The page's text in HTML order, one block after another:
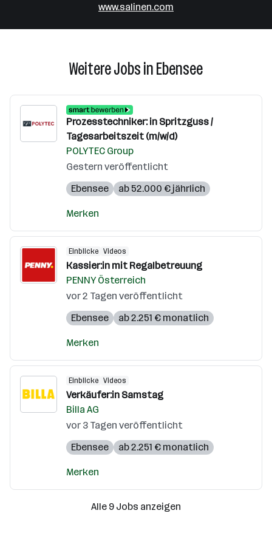
www.salinen.com
Weitere Jobs in Ebensee
Prozesstechniker: in Spritzguss /
Tagesarbeitszeit (m/w/d)
POLYTEC Group
Gestern veröffentlicht
Ebensee
ab 52.000 € jährlich
Merken
Einblicke Videos
Kassier:in mit Regalbetreuung
PENNY Österreich
vor 2 Tagen veröffentlicht
Ebensee
ab 2.251 € monatlich
Merken
Einblicke Videos
Verkäufer:in Samstag
Billa AG
vor 3 Tagen veröffentlicht
Ebensee
ab 2.251 € monatlich
Merken
Alle 9 Jobs anzeigen